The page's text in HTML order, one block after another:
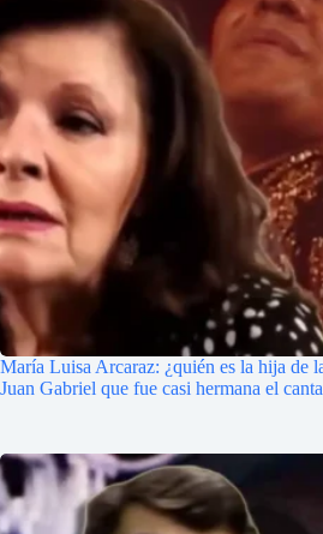
María Luisa Arcaraz: ¿quién es la hija de
Juan Gabriel que fue casi hermana el